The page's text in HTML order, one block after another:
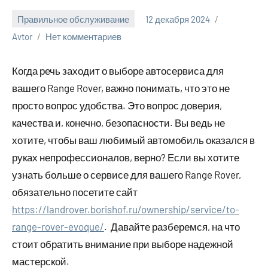
Правильное обслуживание
12 декабря 2024
Avtor
Нет комментариев
Когда речь заходит о выборе автосервиса для
вашего Range Rover, важно понимать, что это не
просто вопрос удобства. Это вопрос доверия,
качества и, конечно, безопасности. Вы ведь не
хотите, чтобы ваш любимый автомобиль оказался в
руках непрофессионалов, верно? Если вы хотите
узнать больше о сервисе для вашего Range Rover,
обязательно посетите сайт
https://landrover.borishof.ru/ownership/service/to-
range-rover-evoque/. Давайте разберемся, на что
стоит обратить внимание при выборе надежной
мастерской.